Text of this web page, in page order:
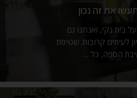
את זה נכון
בית נקי, ואנחנו גם
לעיתים קרובות. שטיפת
הספה, כל …